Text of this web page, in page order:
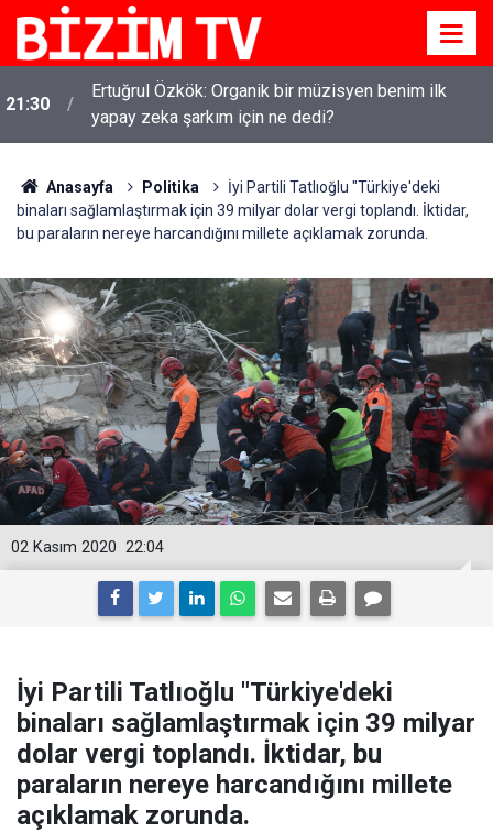
21:30
Ertuğrul Özkök: Organik bir müzisyen benim ilk
yapay zeka şarkım için ne dedi?
Anasayfa Politika
İyi Partili Tatlıoğlu "Türkiye'deki
binaları sağlamlaştırmak için 39 milyar dolar vergi toplandı. İktidar,
bu paraların nereye harcandığını millete açıklamak zorunda.
22:04
02 Kasım 2020
İyi Partili Tatlıoğlu "Türkiye'deki
binaları sağlamlaştırmak için 39 milyar
dolar vergi toplandı. İktidar, bu
paraların nereye harcandığını millete
açıklamak zorunda.